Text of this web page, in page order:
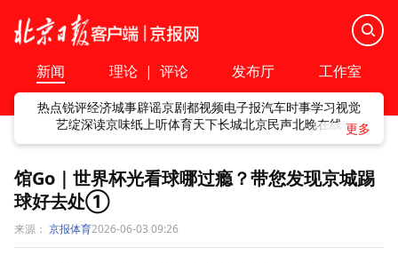
新闻 理论 | 评论 发布厅 工作室
热点锐评经济城事辟谣京剧都视频电子报汽车时事学习视觉
艺绽深读京味纸上听体育天下长城北京民声北晚在线
馆Go｜世界杯光看球哪过瘾？带您发现京城踢
球好去处①
来源： 京报体育2026-06-03 09:26